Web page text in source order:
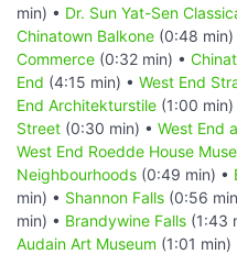
min) • Dr. Sun Yat-Sen
Chinatown Balkone (0:48 min)
Commerce (0:32 min) •
End (4:15 min) • West End
End Architekturstile (1:00 min)
Street (0:30 min) • West End
West End Roedde House
Neighbourhoods (0:49 min) •
min) • Shannon Falls (0:56
min) • Brandywine Falls (1:43
Audain Art Museum (1:01 min)